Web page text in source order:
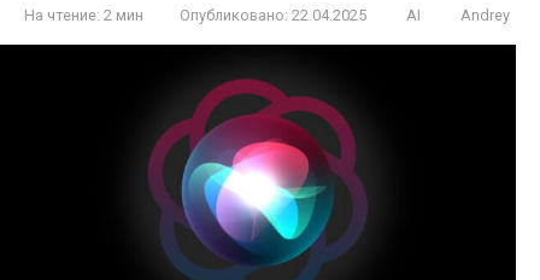
На чтение: 2 мин Опубликовано: 22.04.2025 AI Andrey